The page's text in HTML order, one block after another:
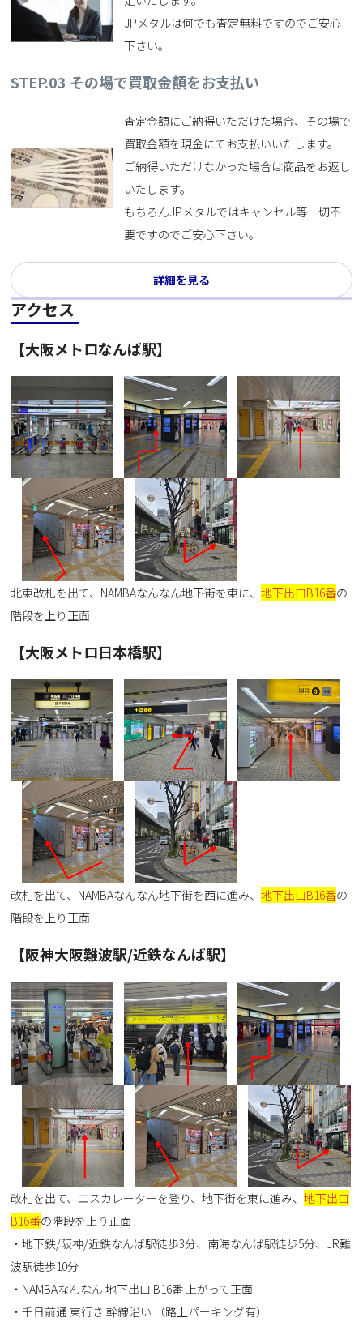
JPメタルは何でも査定無料ですのでご安心
下さい。
STEP.03 その場で買取金額をお支払い
査定金額にご納得いただけた場合、その場で
買取金額を現金にてお支払いいたします。
ご納得いただけなかった場合は商品をお返し
いたします。
もちろんJPメタルではキャンセル等一切不
要ですのでご安心下さい。
詳細を見る
アクセス
【大阪メトロなんば駅】
北東改札を出て、NAMBAなんなん地下街を東に、地下出口B16番の
階段を上り正面
【大阪メトロ日本橋駅】
改札を出て、NAMBAなんなん地下街を西に進み、地下出口B16番の
階段を上り正面
【阪神大阪難波駅/近鉄なんば駅】
改札を出て、エスカレーターを登り、地下街を東に進み、地下出口
B16番の階段を上り正面
・地下鉄/阪神/近鉄なんば駅徒歩3分、南海なんば駅徒歩5分、JR難
波駅徒歩10分
・NAMBAなんなん 地下出口 B16番 上がって正面
・千日前通 東行き 幹線沿い （路上パーキング有）